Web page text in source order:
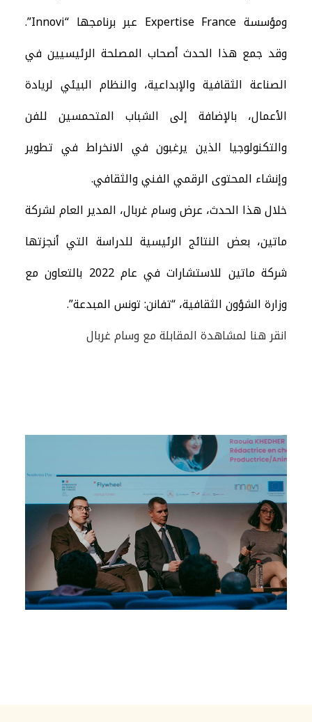
ومؤسسة Expertise France عبر برنامجها “Innovi”.
وقد جمع هذا الحدث أصحاب المصلحة الرئيسيين في
الصناعة الثقافية والإبداعية، والنظام البيئي لريادة
الأعمال، بالإضافة إلى الشباب المتحمسين للفن
والتكنولوجيا الذين يرغبون في الانخراط في تطوير
وإنشاء المحتوى الرقمي الفني والثقافي.
خلال هذا الحدث، عرض وسام غربال، المدير العام لشركة
ماتين، بعض النتائج الرئيسية للدراسة التي أنجزتها
شركة ماتين للاستشارات في عام 2022 بالتعاون مع
وزارة الشؤون الثقافية، “تفانن: تونس المبدعة”.
انقر هنا لمشاهدة المقابلة مع وسام غربال